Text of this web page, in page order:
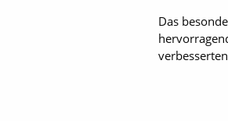
Das